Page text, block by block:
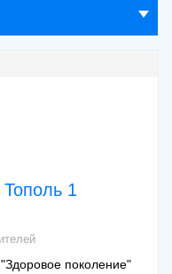
550 грн
800 грн
1
поколение"